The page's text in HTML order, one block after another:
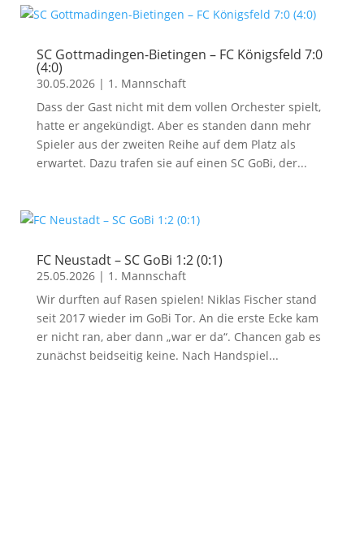
SC Gottmadingen-Bietingen – FC Königsfeld 7:0
(4:0)
30.05.2026| 1. Mannschaft
Dass der Gast nicht mit dem vollen Orchester spielt,
hatte er angekündigt. Aber es standen dann mehr
Spieler aus der zweiten Reihe auf dem Platz als
erwartet. Dazu trafen sie auf einen SC GoBi, der...
FC Neustadt – SC GoBi 1:2 (0:1)
25.05.2026| 1. Mannschaft
Wir durften auf Rasen spielen! Niklas Fischer stand
seit 2017 wieder im GoBi Tor. An die erste Ecke kam
er nicht ran, aber dann „war er da“. Chancen gab es
zunächst beidseitig keine. Nach Handspiel...